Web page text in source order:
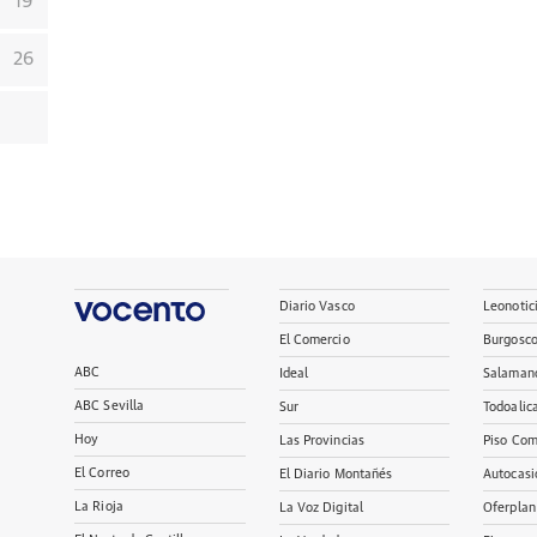
26
ABC
ABC Sevilla
Hoy
El Correo
La Rioja
Diario Vasco
El Comercio
Ideal
Sur
Las Provincias
El Diario Montañés
La Voz Digital
Piso
Oferplan